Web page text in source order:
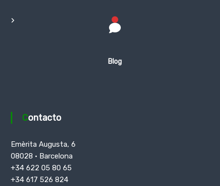
Blog
Contacto
Emèrita Augusta, 6
08028 · Barcelona
+34 622 05 80 65
+34 617 526 824